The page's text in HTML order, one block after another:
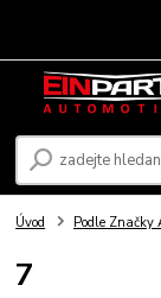
Úvod Podle Značky
7